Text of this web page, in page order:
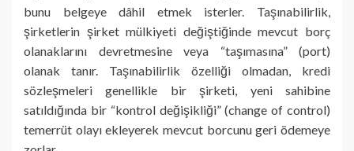
bunu belgeye dâhil etmek isterler. Taşınabilirlik,
şirketlerin şirket mülkiyeti değiştiğinde mevcut borç
olanaklarını devretmesine veya “taşımasına” (port)
olanak tanır. Taşınabilirlik özelliği olmadan, kredi
sözleşmeleri genellikle bir şirketi, yeni sahibine
satıldığında bir “kontrol değişikliği” (change of control)
temerrüt olayı ekleyerek mevcut borcunu geri ödemeye